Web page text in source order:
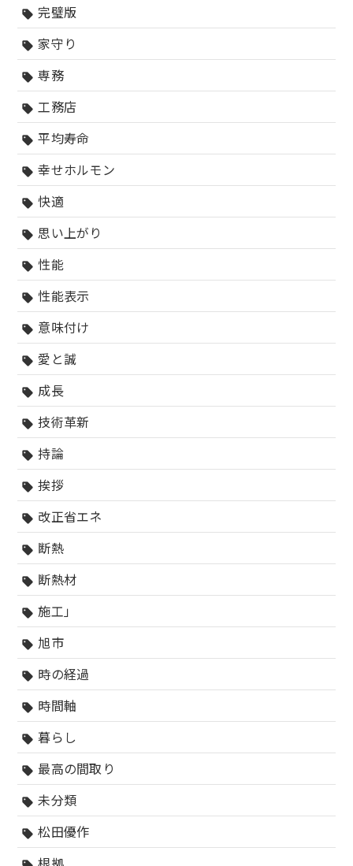
sell 完璧版
sell 家守り
sell 専務
sell 工務店
sell 平均寿命
sell 幸せホルモン
sell 快適
sell 思い上がり
sell 性能
sell 性能表示
sell 意味付け
sell 愛と誠
sell 成長
sell 技術革新
sell 持論
sell 挨拶
sell 改正省エネ
sell 断熱
sell 断熱材
sell 施工」
sell 旭市
sell 時の経過
sell 時間軸
sell 暮らし
sell 最高の間取り
sell 未分類
sell 松田優作